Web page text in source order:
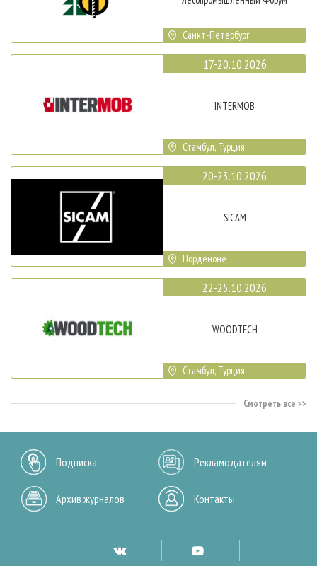
Санкт-Петербург
17-20.10.2026
INTERMOB
Стамбул, Турция
20-23.10.2026
SICAM
Порденоне
22-25.10.2026
WOODTECH
Стамбул, Турция
Смотреть все
Подписка Рекламодателям
Архив журналов Контакты